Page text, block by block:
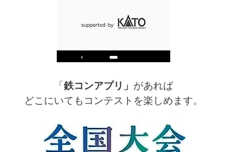
「鉄コンアプリ」 があれば
どこにいてもコンテストを楽しめます。